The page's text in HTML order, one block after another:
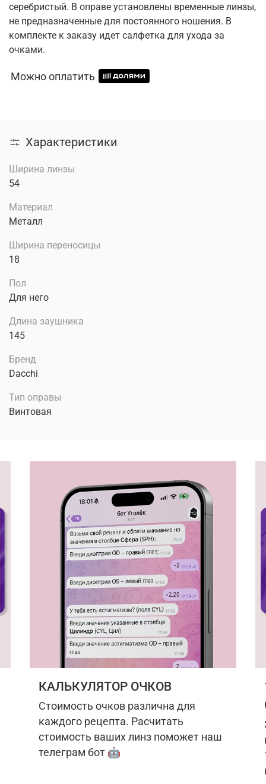
серебристый. В оправе установлены временные линзы,
не предназначенные для постоянного ношения. В
комплекте к заказу идет салфетка для ухода за
очками.
Можно оплатить
Характеристики
Ширина линзы
54
Материал
Металл
Ширина переносицы
18
Пол
Для него
Длина заушника
145
Бренд
Dacchi
Тип оправы
Винтовая
КАЛЬКУЛЯТОР ОЧКОВ
Стоимость очков различна для
каждого рецепта. Расчитать
стоимость ваших линз поможет наш
телеграм бот 🤖